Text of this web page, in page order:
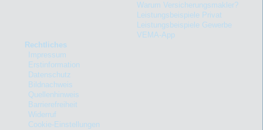
Warum Versicherungsmakler?
Leistungsbeispiele Privat
Leistungsbeispiele Gewerbe
VEMA-App
Rechtliches
Impressum
Erstinformation
Datenschutz
Bildnachweis
Quellenhinweis
Barrierefreiheit
Widerruf
Cookie-Einstellungen